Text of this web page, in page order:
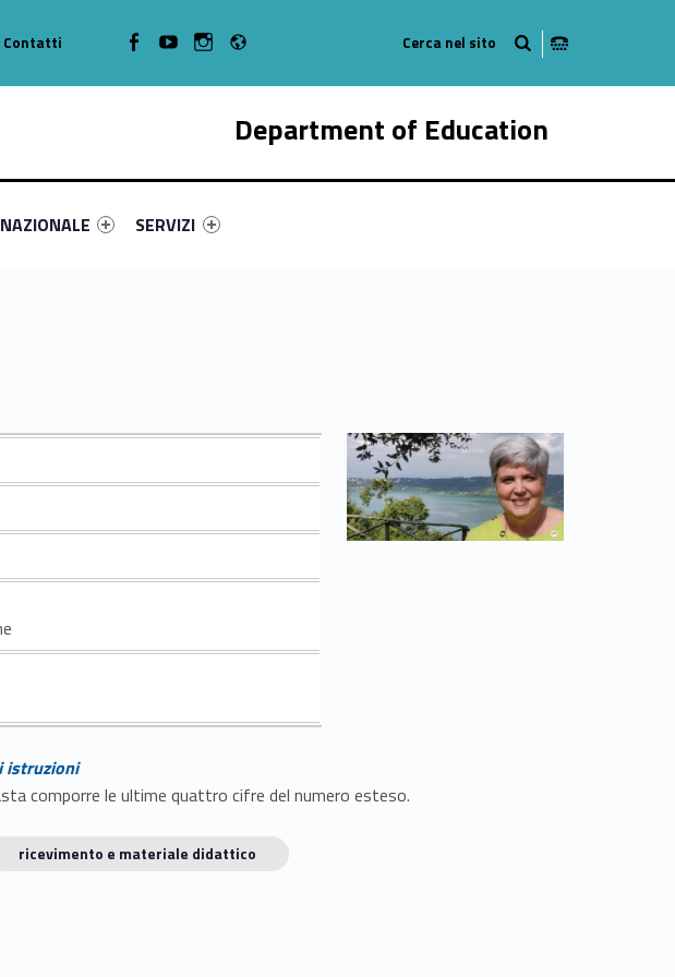
Department of Education
83042-49
#link-menu-primary-95177-55
Link identifier #link-menu-primary-48842-62
SERVIZI
Contatti WebMan on FacebookWebMan on YoutubeWebMan on Instagram
istruzioni
comporre le ultime quattro cifre del numero esteso.
ricevimento e materiale didattico